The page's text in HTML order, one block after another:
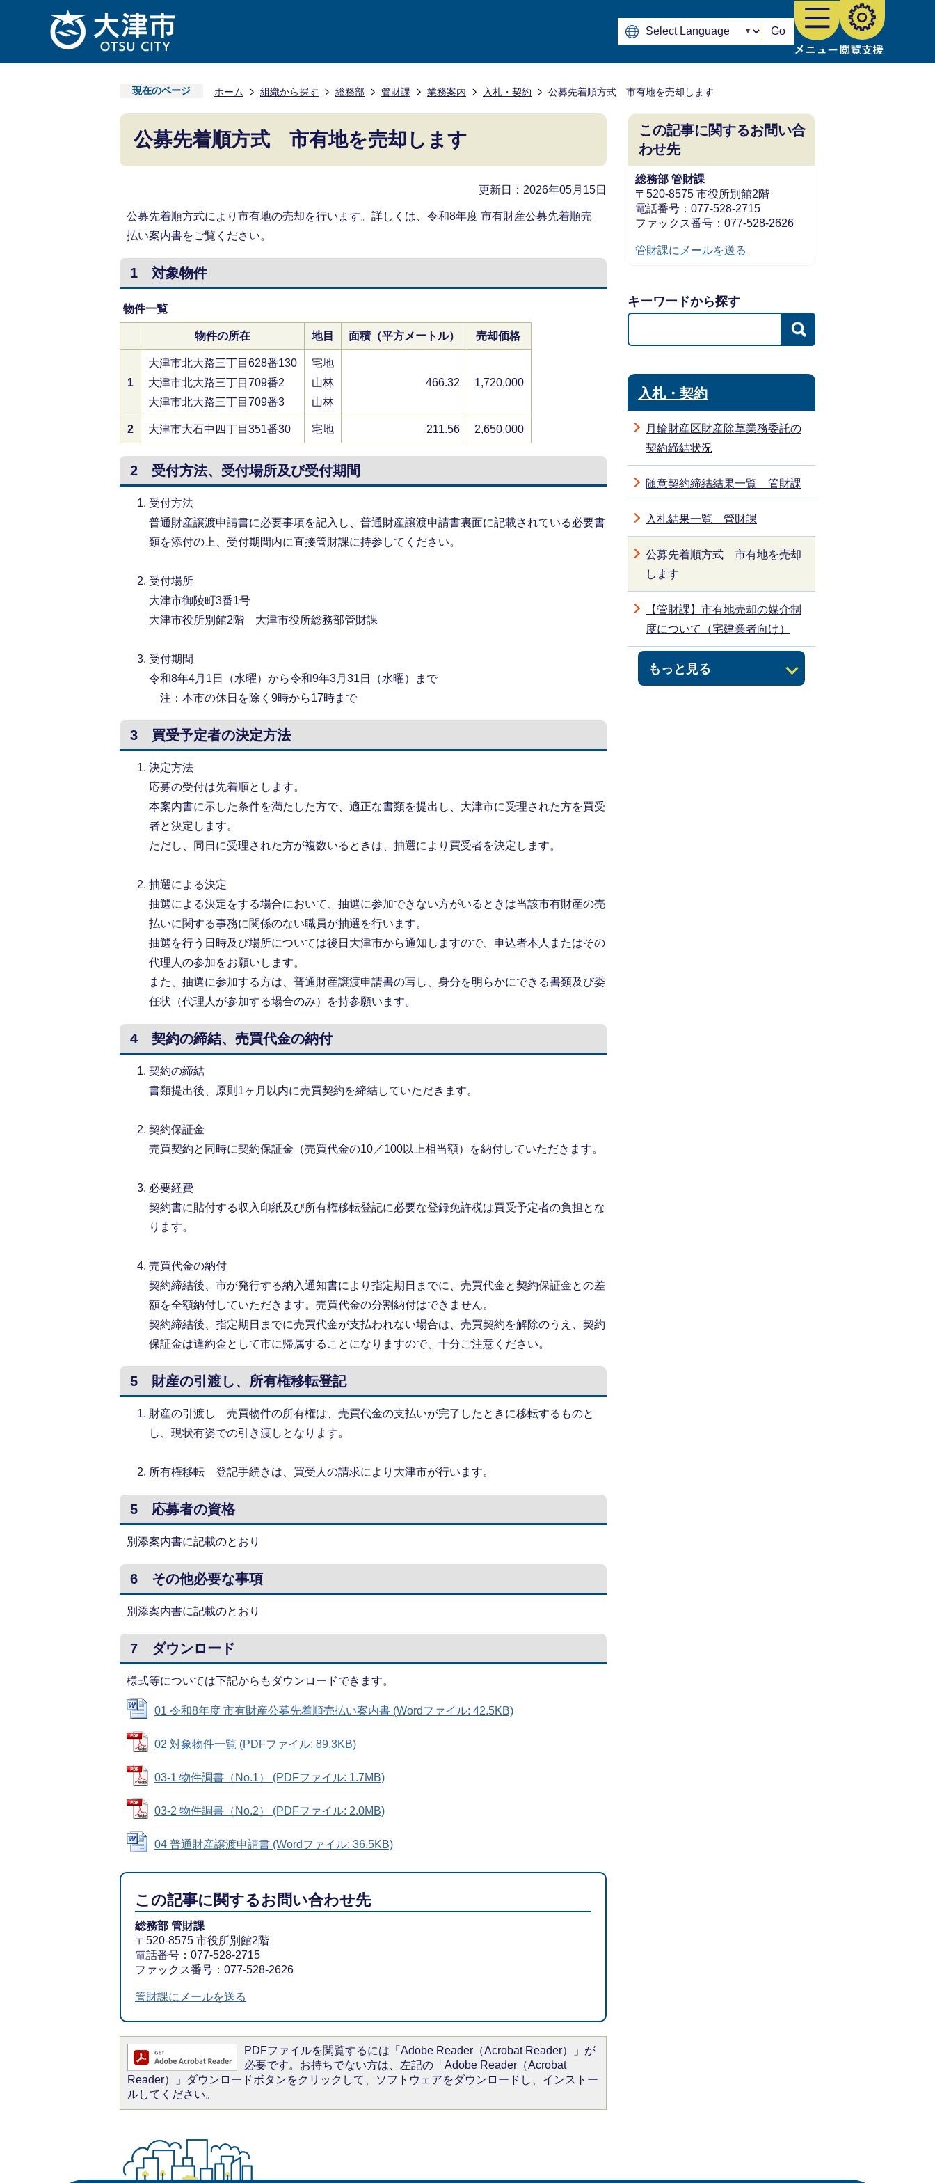
Go
現在のページ ホーム 組織から探す 総務部 管財課 業務案内 入札・契約 公募先着順方式 市有地を売却します
公募先着順方式 市有地を売却します
更新日：2026年05月15日
公募先着順方式により市有地の売却を行います。詳しくは、令和8年度 市有財産公募先着順売
払い案内書をご覧ください。
1 対象物件
物件一覧
物件の所在 地目 面積（平方メートル） 売却価格
1
大津市北大路三丁目628番130
大津市北大路三丁目709番2
大津市北大路三丁目709番3
宅地
山林
山林
466.32 1,720,000
2 大津市大石中四丁目351番30 宅地 211.56 2,650,000
2 受付方法、受付場所及び受付期間
受付方法
普通財産譲渡申請書に必要事項を記入し、普通財産譲渡申請書裏面に記載されている必要書
類を添付の上、受付期間内に直接管財課に持参してください。
受付場所
大津市御陵町3番1号
大津市役所別館2階 大津市役所総務部管財課
受付期間
令和8年4月1日（水曜）から令和9年3月31日（水曜）まで
注：本市の休日を除く9時から17時まで
3 買受予定者の決定方法
決定方法
応募の受付は先着順とします。
本案内書に示した条件を満たした方で、適正な書類を提出し、大津市に受理された方を買受
者と決定します。
ただし、同日に受理された方が複数いるときは、抽選により買受者を決定します。
抽選による決定
抽選による決定をする場合において、抽選に参加できない方がいるときは当該市有財産の売
払いに関する事務に関係のない職員が抽選を行います。
抽選を行う日時及び場所については後日大津市から通知しますので、申込者本人またはその
代理人の参加をお願いします。
また、抽選に参加する方は、普通財産譲渡申請書の写し、身分を明らかにできる書類及び委
任状（代理人が参加する場合のみ）を持参願います。
4 契約の締結、売買代金の納付
契約の締結
書類提出後、原則1ヶ月以内に売買契約を締結していただきます。
契約保証金
売買契約と同時に契約保証金（売買代金の10／100以上相当額）を納付していただきます。
必要経費
契約書に貼付する収入印紙及び所有権移転登記に必要な登録免許税は買受予定者の負担とな
ります。
売買代金の納付
契約締結後、市が発行する納入通知書により指定期日までに、売買代金と契約保証金との差
額を全額納付していただきます。売買代金の分割納付はできません。
契約締結後、指定期日までに売買代金が支払われない場合は、売買契約を解除のうえ、契約
保証金は違約金として市に帰属することになりますので、十分ご注意ください。
5 財産の引渡し、所有権移転登記
財産の引渡し 売買物件の所有権は、売買代金の支払いが完了したときに移転するものと
し、現状有姿での引き渡しとなります。
所有権移転 登記手続きは、買受人の請求により大津市が行います。
5 応募者の資格
別添案内書に記載のとおり
6 その他必要な事項
別添案内書に記載のとおり
7 ダウンロード
様式等については下記からもダウンロードできます。
01 令和8年度 市有財産公募先着順売払い案内書 (Wordファイル: 42.5KB)
02 対象物件一覧 (PDFファイル: 89.3KB)
03-1 物件調書（No.1） (PDFファイル: 1.7MB)
03-2 物件調書（No.2） (PDFファイル: 2.0MB)
04 普通財産譲渡申請書 (Wordファイル: 36.5KB)
この記事に関するお問い合わせ先
総務部 管財課
〒520-8575 市役所別館2階
電話番号：077-528-2715
ファックス番号：077-528-2626
管財課にメールを送る
PDFファイルを閲覧するには「Adobe Reader（Acrobat Reader）」が
必要です。お持ちでない方は、左記の「Adobe Reader（Acrobat
Reader）」ダウンロードボタンをクリックして、ソフトウェアをダウンロードし、インストー
ルしてください。
この記事に関するお問い合
わせ先
総務部 管財課
〒520-8575 市役所別館2階
電話番号：077-528-2715
ファックス番号：077-528-2626
管財課にメールを送る
キーワードから探す
入札・契約
月輪財産区財産除草業務委託の
契約締結状況
随意契約締結結果一覧 管財課
入札結果一覧 管財課
もっと見る
公募先着順方式 市有地を売却
します
【管財課】市有地売却の媒介制
度について（宅建業者向け）